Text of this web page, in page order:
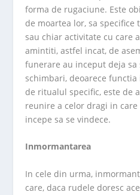
forma de rugaciune. Este
de moartea lor, sa
sau chiar activitate cu care
amintiti, astfel incat, de
funerare au inceput deja sa
schimbari, deoarece
de ritualul specific, este de
reunire a celor dragi in
incepe sa se vindece.
Inmormantarea
In cele din urma,
care, daca rudele doresc